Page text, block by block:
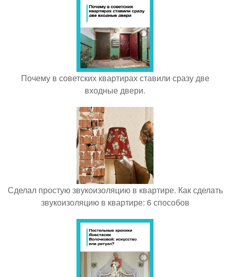
Почему в советских квартирах ставили сразу две
входные двери.
Сделал простую звукоизоляцию в квартире. Как сделать
звукоизоляцию в квартире: 6 способов